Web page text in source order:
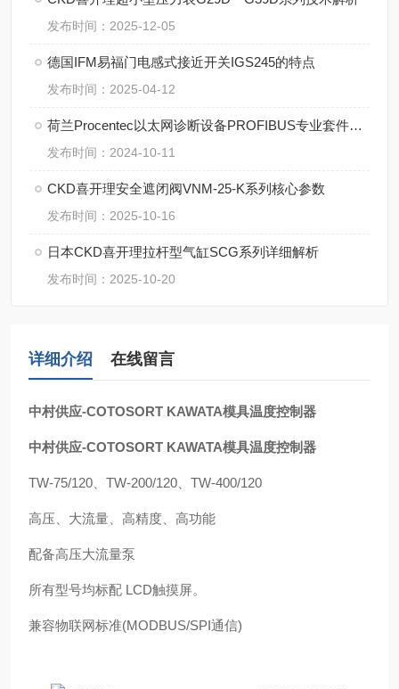
发布时间：2025-12-05
德国IFM易福门电感式接近开关IGS245的特点
发布时间：2025-04-12
荷兰Procentec以太网诊断设备PROFIBUS专业套件的特点
发布时间：2024-10-11
CKD喜开理安全遮闭阀VNM-25-K系列核心参数
发布时间：2025-10-16
日本CKD喜开理拉杆型气缸SCG系列详细解析
发布时间：2025-10-20
详细介绍 在线留言
中村供应-COTOSORT KAWATA模具温度控制器
中村供应-COTOSORT KAWATA模具温度控制器
TW-75/120、TW-200/120、TW-400/120
高压、大流量、高精度、高功能
配备高压大流量泵
所有型号均标配 LCD触摸屏。
兼容物联网标准(MODBUS/SPI通信)